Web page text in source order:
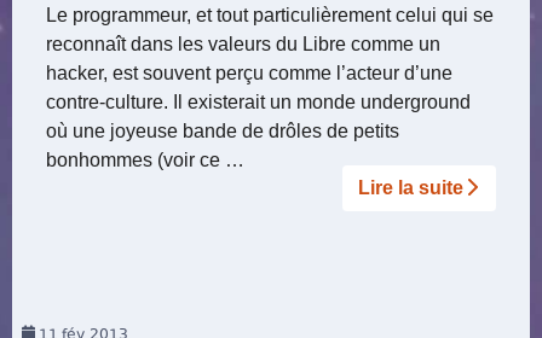
Le programmeur, et tout particulièrement celui qui se
reconnaît dans les valeurs du Libre comme un
hacker, est souvent perçu comme l’acteur d’une
contre-culture. Il existerait un monde underground
où une joyeuse bande de drôles de petits
bonhommes (voir ce …
Lire la suite­­